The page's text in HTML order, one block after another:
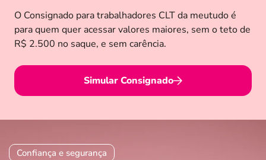
O Consignado para trabalhadores CLT da meutudo é
para quem quer acessar valores maiores, sem o teto de
R$ 2.500 no saque, e sem carência.
Simular Consignado
Confiança e segurança